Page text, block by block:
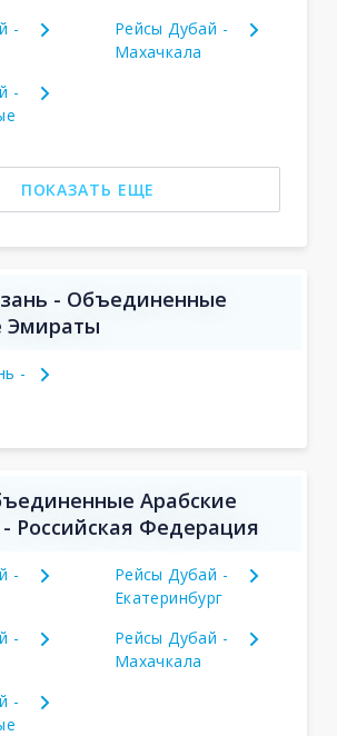
-
Рейсы Дубай -
Махачкала
-
ПОКАЗАТЬ ЕЩЕ
- Объединенные
Эмираты
-
Арабские
Российская Федерация
-
Рейсы Дубай -
Екатеринбург
-
Рейсы Дубай -
Махачкала
-